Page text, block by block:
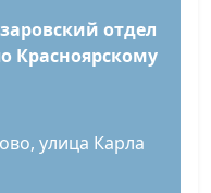
отдел
Красноярскому
улица Карла